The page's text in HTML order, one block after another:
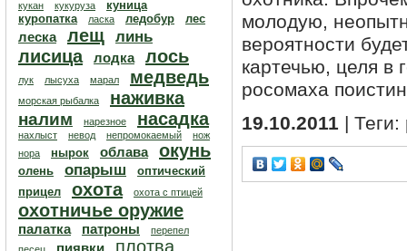
кукан
кукуруза
куница
куропатка
ласка ледобур лес
леска лещ линь
лисица лодка лось
лук лысуха марал медведь
морская рыбалка наживка
налим нарезное насадка
нахлыст невод непромокаемый
нож
нора
нырок облава окунь
олень опарыш
оптический
прицел
охота охота с птицей
охотничье оружие
палатка патроны
перепел
пиявки плотва
молодую,
вероятности
картечью, целя в
росомаха
19.10.2011 | Теги: